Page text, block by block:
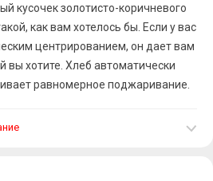
кусочек золотисто-коричневого
центрированием, он дает вам
автоматически
равномерное поджаривание.